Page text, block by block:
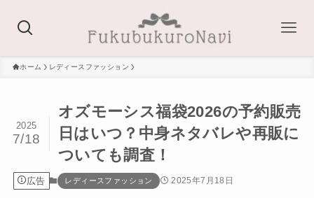
ホーム レディースファッション
オズモーシス福袋2026の予約販売
日はいつ？中身ネタバレや再販に
ついても調査！
2025
7/18
広告 レディースファッション 2025年7月18日